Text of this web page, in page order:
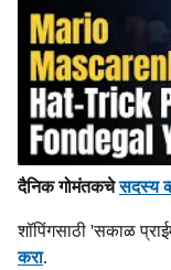
दैनिक गोमंतकचेसदस्य
शॉपिंगसाठी 'सकाळ
करा.